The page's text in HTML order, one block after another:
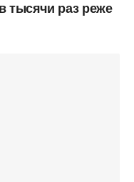
тысячи раз реже